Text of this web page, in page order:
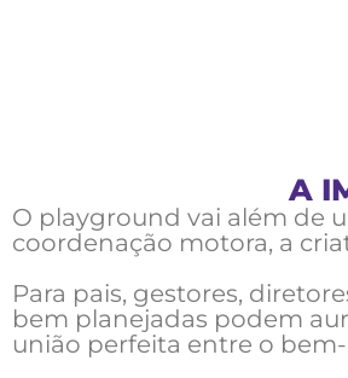
A
O playground vai além de
coordenação motora, a
Para pais, gestores,
bem planejadas podem
união perfeita entre o